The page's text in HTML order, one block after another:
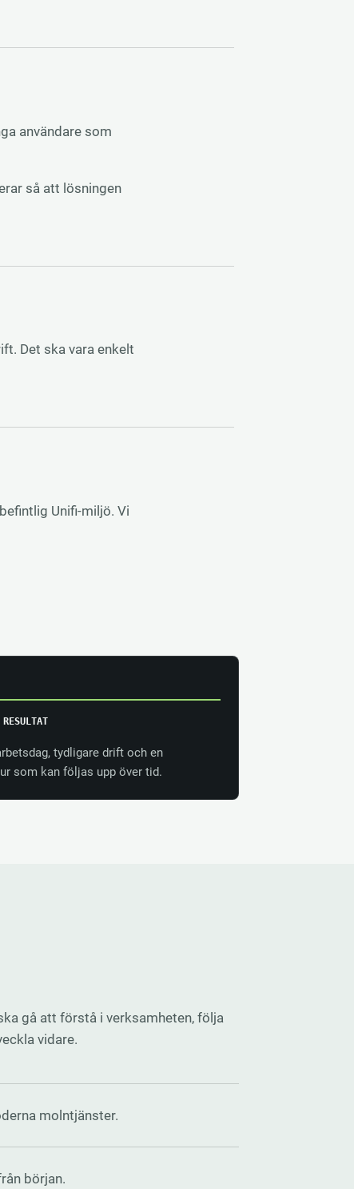
användare som
så att lösningen
Det ska vara enkelt
Unifi-miljö. Vi
tydligare drift och en
som kan följas upp över tid.
gå att förstå i verksamheten, följa
vidare.
molntjänster.
början.